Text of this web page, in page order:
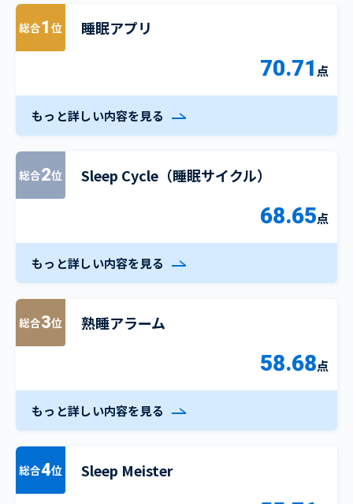
総合1 位 睡眠アプリ
70.71 点
もっと詳しい内容を見る
総合2位 Sleep Cycle（睡眠サイクル）
68.65点
もっと詳しい内容を見る
総合3位 熟睡アラーム
58.68点
もっと詳しい内容を見る
総合4位 Sleep Meister